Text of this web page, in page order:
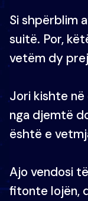
Si shpërblim
suitë. Por,
vetëm dy
Jori kishte
nga djemtë
është e
Ajo vendosi
fitonte lojën,